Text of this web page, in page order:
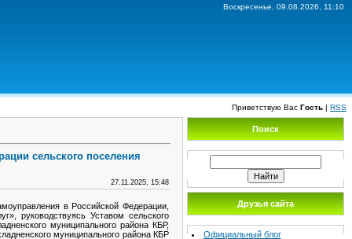
Воскресенье, 09.08.2026, 11:10
Приветствую Вас Гость | RSS
сельского поселения
27.11.2025, 15:48
в Российской Федерации,
руководствуясь Уставом сельского
муниципального района КБР,
муниципального района КБР
Поиск
Друзья сайта
Официальный блог